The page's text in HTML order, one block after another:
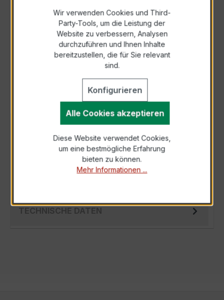
Anfrage schriftlich
Als PDF exportieren
Der EASKD 21.3 3x200/5A 2,5VA Kl.0,5 ist ein
kompakter, hochpräziser Niederspannungs-
Messwandler der bewährten EASKD-Serie,…
TECHNISCHE DATEN
Wir verwenden Cookies und Third-
Party-Tools, um die Leistung der
Website zu verbessern, Analysen
durchzuführen und Ihnen Inhalte
bereitzustellen, die für Sie relevant
sind.
Konfigurieren
Alle Cookies akzeptieren
Diese Website verwendet Cookies,
um eine bestmögliche Erfahrung
bieten zu können.
Mehr Informationen ...